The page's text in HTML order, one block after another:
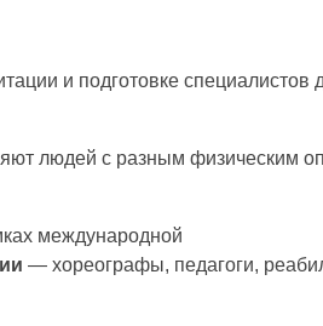
и подготовке специалистов
людей с разным физическим
международной
— хореографы, педагоги,